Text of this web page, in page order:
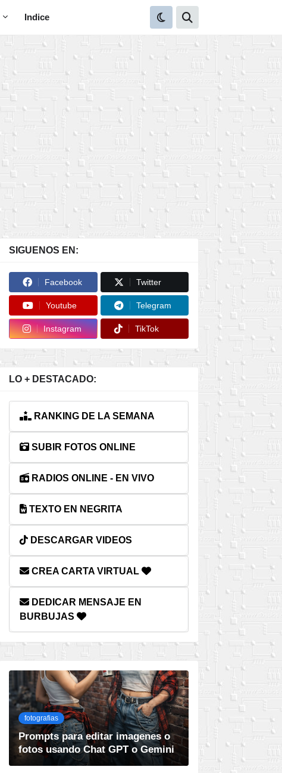
Indice
SIGUENOS EN:
Facebook Twitter
Youtube Telegram
Instagram TikTok
LO + DESTACADO:
RANKING DE LA SEMANA
SUBIR FOTOS ONLINE
RADIOS ONLINE - EN VIVO
TEXTO EN NEGRITA
DESCARGAR VIDEOS
CREA CARTA VIRTUAL
DEDICAR MENSAJE EN
BURBUJAS
fotografias
Prompts para editar imagenes o
fotos usando Chat GPT o Gemini